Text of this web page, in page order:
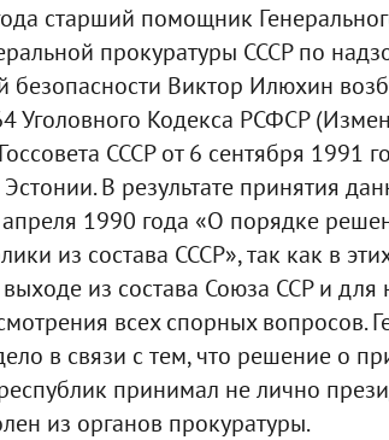
старший помощник
прокуратуры СССР по
безопасности Виктор Илюхин
Уголовного Кодекса РСФСР
СССР от 6 сентября 1991
В результате принятия
1990 года «О порядке
из состава СССР», так как в
из состава Союза ССР и
всех спорных вопросов.
в связи с тем, что решение о
принимал не лично
из органов прокуратуры.